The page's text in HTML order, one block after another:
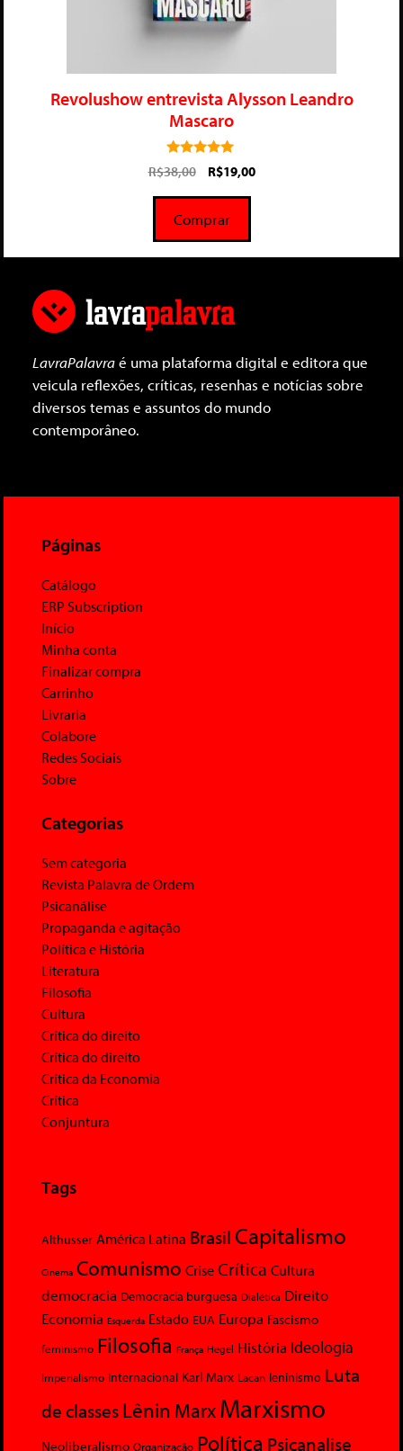
Revolushow entrevista Alysson Leandro
Mascaro
5.00
de 5
R$38,00 R$19,00
Comprar
LavraPalavraé uma plataforma digital e editora que
veicula reflexões, críticas, resenhas e notícias sobre
diversos temas e assuntos do mundo
contemporâneo.
Páginas
Catálogo
ERP Subscription
Início
Minha conta
Finalizar compra
Carrinho
Livraria
Colabore
Redes Sociais
Sobre
Categorias
Sem categoria
Revista Palavra de Ordem
Psicanálise
Propaganda e agitação
Política e História
Literatura
Filosofia
Cultura
Crítica do direito
Crítica do direito
Crítica da Economia
Crítica
Conjuntura
Tags
Althusser América Latina Brasil Capitalismo
Cinema Comunismo Crise Crítica Cultura
democracia Democracia burguesa Dialética Direito
Economia Esquerda Estado EUA Europa Fascismo
feminismo Filosofia França Hegel História Ideologia
Imperialismo Internacional Karl Marx Lacan leninismo Luta
de classesLênin MarxMarxismo
Neoliberalismo Organização Política Psicanalise